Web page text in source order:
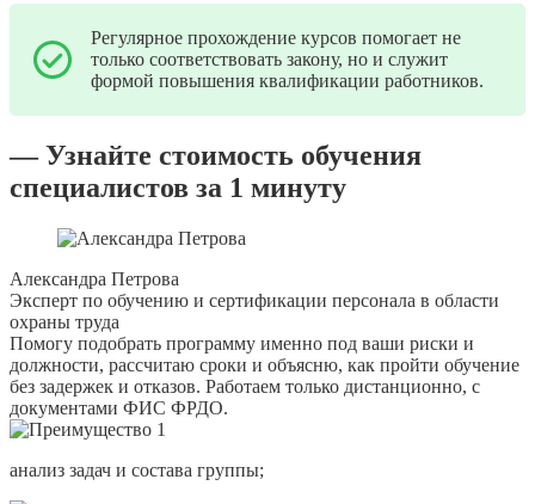
Регулярное прохождение курсов помогает не
только соответствовать закону, но и служит
формой повышения квалификации работников.
— Узнайте стоимость обучения
специалистов за 1 минуту
Александра Петрова
Эксперт по обучению и сертификации персонала в области
охраны труда
Помогу подобрать программу именно под ваши риски и
должности, рассчитаю сроки и объясню, как пройти обучение
без задержек и отказов. Работаем только дистанционно, с
документами ФИС ФРДО.
анализ задач и состава группы;